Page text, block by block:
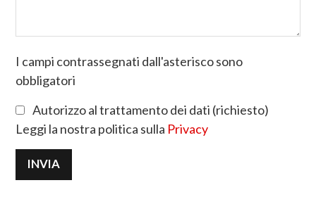
I campi contrassegnati dall'asterisco sono
obbligatori
Autorizzo al trattamento dei dati (richiesto)
Leggi la nostra politica sulla Privacy